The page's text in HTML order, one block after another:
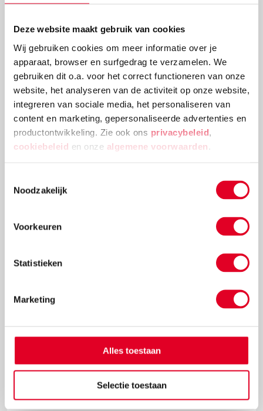
Deze website maakt gebruik van cookies
Wij gebruiken cookies om meer informatie over je
apparaat, browser en surfgedrag te verzamelen. We
gebruiken dit o.a. voor het correct functioneren van onze
website, het analyseren van de activiteit op onze website,
integreren van sociale media, het personaliseren van
content en marketing, gepersonaliseerde advertenties en
productontwikkeling. Zie ook ons privacybeleid
cookiebeleid en onze algemene voorwaarden
Noodzakelijk
Voorkeuren
Statistieken
Marketing
Alles toestaan
Selectie toestaan
Knutselidee: kerstballenboom maken
Deze kerstballenboom is een echte eyecatcher! Plak
verschillende groottes van kerstballen en
versieringen aan elkaar tot deze mooie
kerstballenboom ontstaat!
Lees meer
Knutselidee: kersthanger met ballen
Met de metalen ring met gaas hang je met gemak
kerstballen in de vorm van een kerstboom op.
Lees meer